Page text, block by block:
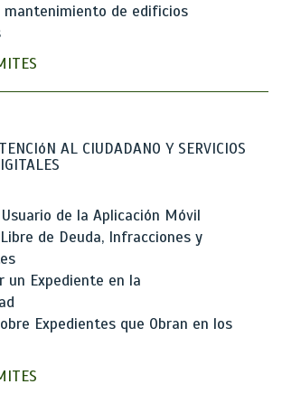
mantenimiento de edificios
AL CIUDADANO Y SERVICIOS
de la Aplicación Móvil
de Deuda, Infracciones y
un Expediente en la
Expedientes que Obran en los